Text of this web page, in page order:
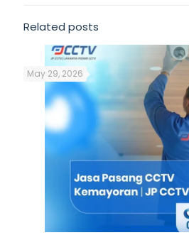
Related posts
May 29, 2026